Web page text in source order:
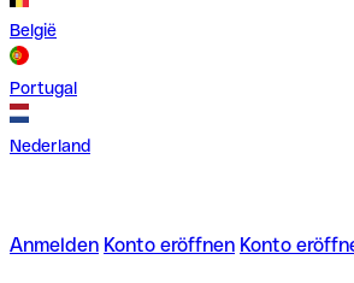
België
Portugal
Nederland
Anmelden Konto eröffnen Konto